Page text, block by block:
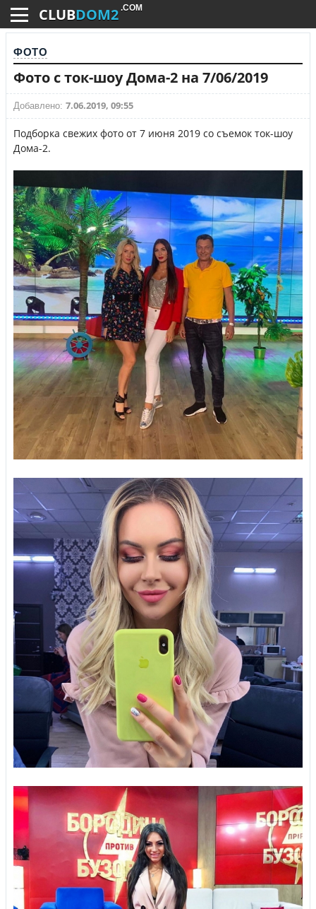
CLUBDOM2 .COM
ФОТО
Фото с ток-шоу Дома-2 на 7/06/2019
Добавлено: 7.06.2019, 09:55
Подборка свежих фото от 7 июня 2019 со съемок ток-шоу
Дома-2.